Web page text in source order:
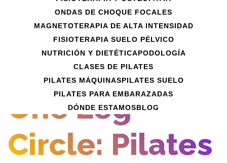
ONDAS DE CHOQUE FOCALES
MAGNETOTERAPIA DE ALTA INTENSIDAD
FISIOTERAPIA SUELO PÉLVICO
NUTRICIÓN Y DIETÉTICAPODOLOGÍA
CLASES DE PILATES
PILATES MÁQUINASPILATES SUELO
PILATES PARA EMBARAZADAS
DÓNDE ESTAMOSBLOG
PUBLICADO EL:JUNIO 17, 2021 PORADMIN
One Leg
Circle: Pilates